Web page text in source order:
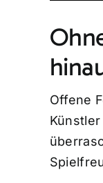
Offene